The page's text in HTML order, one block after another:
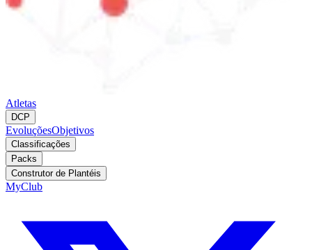
Atletas
DCP
EvoluçõesObjetivos
Classificações
Packs
Construtor de Plantéis
MyClub